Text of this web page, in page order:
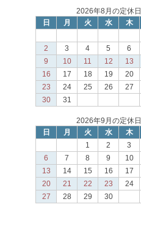
2026年8月の定休日
日
月 火 水 木
2
3 4 5 6
9
10 11 12 13
16
17 18 19 20
23
24 25 26 27
30
31
2026年9月の定休日
日
月 火 水 木
1
2 3
6
7 8 9 10
13
14 15 16 17
20
21 22 23 24
27
28 29 30